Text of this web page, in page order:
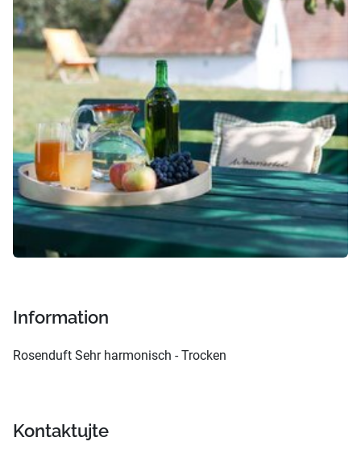
Information
Rosenduft Sehr harmonisch - Trocken
Kontaktujte